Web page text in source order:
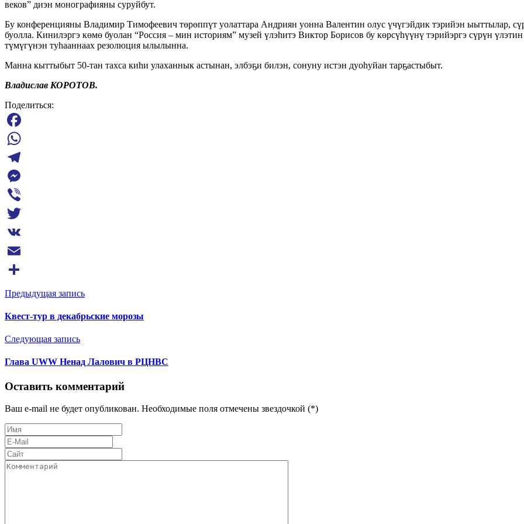
веков” диэн монографияны суруйбут.
Бу конференцияны Владимир Тимофеевич төрөппүт уолаттара Андриян уонна Валентин олус үчүгэйдик тэрийэн ыыттылар,
буолла. Кинилэргэ көмө буолан “Россия – мин историям” музей үлэһитэ Виктор Борисов бу көрсүһүүнү тэрийэргэ сүрүн
түмүгүнэн туһааннаах резолюция ылылынна.
Манна кыттыбыт 50-тан тахса киһи улаханнык астынан, элбэҕи билэн, сонуну истэн дуоһуйан тарҕастыбыт.
Владислав КОРОТОВ.
Поделиться:
Facebook
WhatsApp
Telegram
Messenger
Viber
Twitter
VK
Email
Отправить
Предыдущая запись
Квест-тур в декабрьские морозы
Следующая запись
Глава UWW Ненад Лалович в РЦНВС
Оставить комментарий
Ваш e-mail не будет опубликован. Необходимые поля отмечены звездочкой (*)